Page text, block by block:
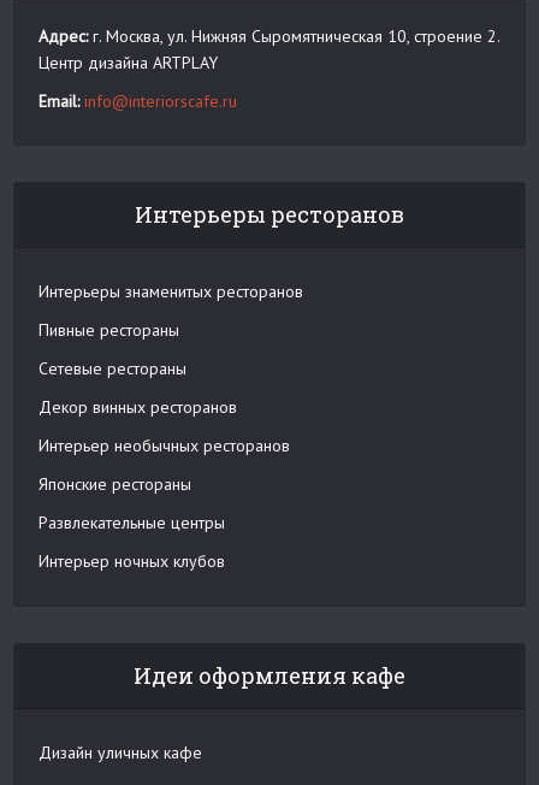
Адрес:г. Москва, ул. Нижняя Сыромятническая 10, строение 2.
Центр дизайна ARTPLAY
Email: info@interiorscafe.ru
Интерьеры ресторанов
Интерьеры знаменитых ресторанов
Пивные рестораны
Сетевые рестораны
Декор винных ресторанов
Интерьер необычных ресторанов
Японские рестораны
Развлекательные центры
Интерьер ночных клубов
Идеи оформления кафе
Дизайн уличных кафе